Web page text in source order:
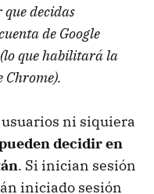
que decidas
de Google
que habilitará la
Chrome).
ni siquiera
decidir en
. Si inician sesión
iniciado sesión